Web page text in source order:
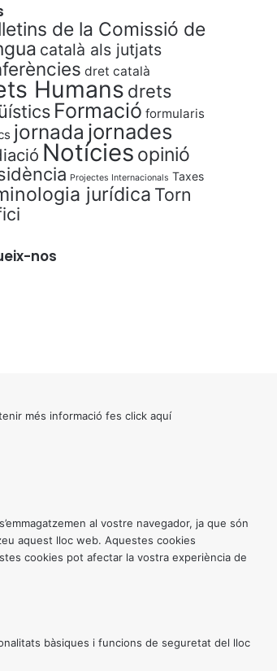
de la Comissió de
català als jutjats
dret català
Humans drets
Formació formularis
jornada jornades
Notícies opinió
Projectes Internacionals Taxes
jurídica Torn
nos
més informació fes click aquí
al vostre navegador, ja que són
aquest lloc web. Aquestes cookies
cookies pot afectar la vostra experiència de
bàsiques i funcions de seguretat del lloc